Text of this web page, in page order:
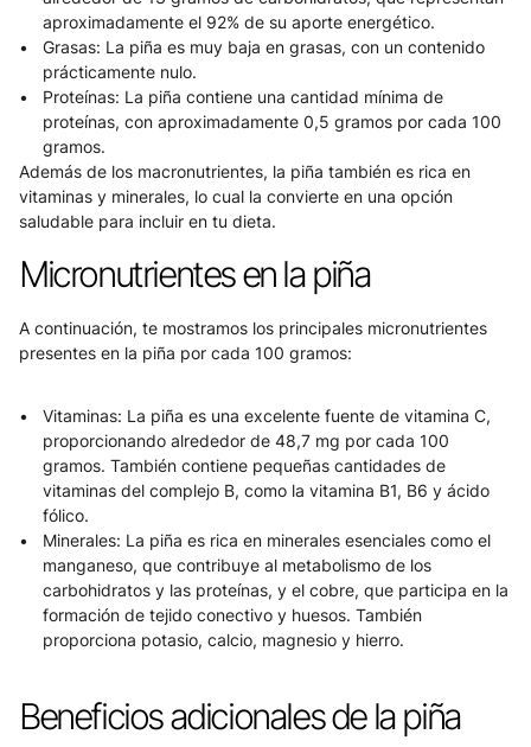
aproximadamente el 92% de su aporte energético.
Grasas: La piña es muy baja en grasas, con un contenido
prácticamente nulo.
Proteínas: La piña contiene una cantidad mínima de
proteínas, con aproximadamente 0,5 gramos por cada 100
gramos.
Además de los macronutrientes, la piña también es rica en
vitaminas y minerales, lo cual la convierte en una opción
saludable para incluir en tu dieta.
Micronutrientes en la piña
A continuación, te mostramos los principales micronutrientes
presentes en la piña por cada 100 gramos:
Vitaminas: La piña es una excelente fuente de vitamina C,
proporcionando alrededor de 48,7 mg por cada 100
gramos. También contiene pequeñas cantidades de
vitaminas del complejo B, como la vitamina B1, B6 y ácido
fólico.
Minerales: La piña es rica en minerales esenciales como el
manganeso, que contribuye al metabolismo de los
carbohidratos y las proteínas, y el cobre, que participa en la
formación de tejido conectivo y huesos. También
proporciona potasio, calcio, magnesio y hierro.
Beneficios adicionales de la piña